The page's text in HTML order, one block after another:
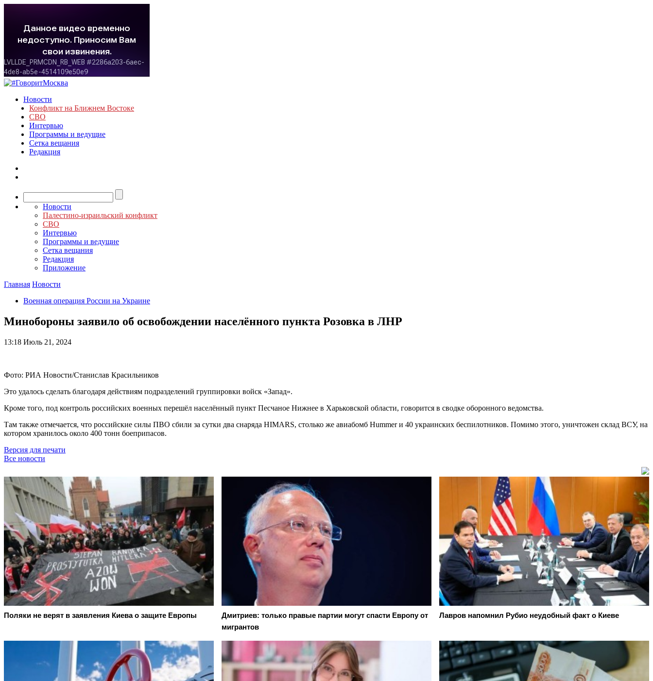
Новости
Конфликт на Ближнем Востоке
СВО
Интервью
Программы и ведущие
Сетка вещания
Редакция
Новости
Палестино-израильский конфликт
СВО
Интервью
Программы и ведущие
Сетка вещания
Редакция
Приложение
Главная Новости
Военная операция России на Украине
Минобороны заявило об освобождении населённого пункта Розовка в ЛНР
13:18 Июль 21, 2024
Фото: РИА Новости/Станислав Красильников
Это удалось сделать благодаря действиям подразделений группировки войск «Запад».
Кроме того, под контроль российских военных перешёл населённый пункт Песчаное Нижнее в Харьковской области, говорится в сводке оборонного ведомства.
Там также отмечается, что российские силы ПВО сбили за сутки два снаряда HIMARS, столько же авиабомб Hummer и 40 украинских беспилотников. Помимо этого, уничтожен склад ВСУ, на
котором хранилось около 400 тонн боеприпасов.
Версия для печати
Все новости
Поляки не верят в заявления Киева о защите Европы
Дмитриев: только правые партии могут спасти Европу от
мигрантов
Лавров напомнил Рубио неудобный факт о Киеве